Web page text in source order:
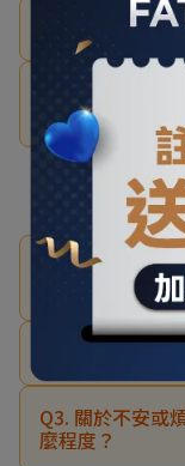
Q23.
Q24. 沒有加入
Poketomo 本機
Q1. 可以跟
Q3. 關於不安或
麼程度？